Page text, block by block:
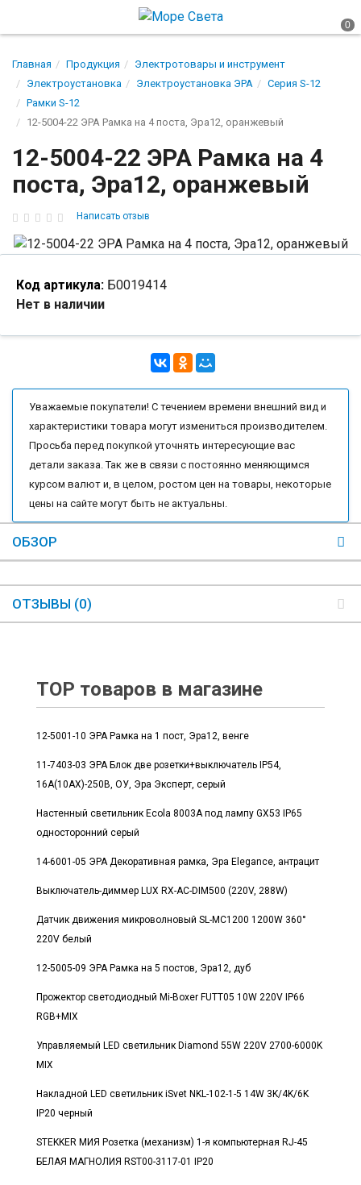
Главная Продукция
Электротовары и инструмент
Электроустановка
Электроустановка ЭРА
Серия S-12
Рамки S-12
12-5004-22 ЭРА Рамка на 4 поста, Эра12, оранжевый
12-5004-22 ЭРА Рамка на 4
поста, Эра12, оранжевый
Написать отзыв
Код артикула: Б0019414
Нет в наличии
Уважаемые покупатели! С течением времени внешний вид и
характеристики товара могут измениться производителем.
Просьба перед покупкой уточнять интересующие вас
детали заказа. Так же в связи с постоянно меняющимся
курсом валют и, в целом, ростом цен на товары, некоторые
цены на сайте могут быть не актуальны.
ОБЗОР
ОТЗЫВЫ (0)
TOP товаров в магазине
12-5001-10 ЭРА Рамка на 1 пост, Эра12, венге
11-7403-03 ЭРА Блок две розетки+выключатель IP54,
16A(10AX)-250В, ОУ, Эра Эксперт, серый
Настенный светильник Ecola 8003A под лампу GX53 IP65
односторонний серый
14-6001-05 ЭРА Декоративная рамка, Эра Elegance, антрацит
Выключатель-диммер LUX RX-AC-DIM500 (220V, 288W)
Датчик движения микроволновый SL-MC1200 1200W 360°
220V белый
12-5005-09 ЭРА Рамка на 5 постов, Эра12, дуб
Прожектор светодиодный Mi-Boxer FUTT05 10W 220V IP66
RGB+MIX
Управляемый LED светильник Diamond 55W 220V 2700-6000K
MIX
Накладной LED светильник iSvet NKL-102-1-5 14W 3K/4K/6K
IP20 черный
STEKKER МИЯ Розетка (механизм) 1-я компьютерная RJ-45
БЕЛАЯ МАГНОЛИЯ RST00-3117-01 IP20